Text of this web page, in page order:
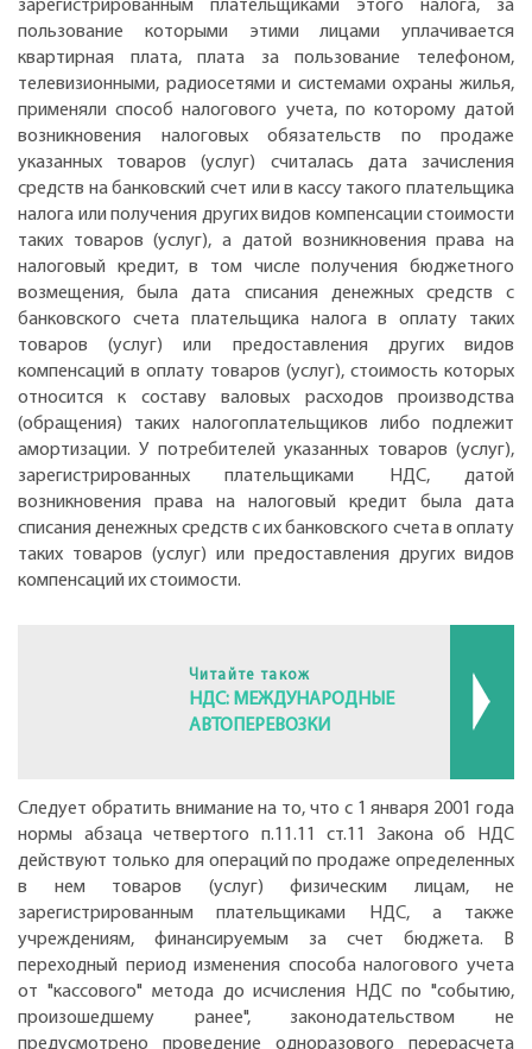
зарегистрированным плательщиками этого налога, за
пользование которыми этими лицами уплачивается
квартирная плата, плата за пользование телефоном,
телевизионными, радиосетями и системами охраны жилья,
применяли способ налогового учета, по которому датой
возникновения налоговых обязательств по продаже
указанных товаров (услуг) считалась дата зачисления
средств на банковский счет или в кассу такого плательщика
налога или получения других видов компенсации стоимости
таких товаров (услуг), а датой возникновения права на
налоговый кредит, в том числе получения бюджетного
возмещения, была дата списания денежных средств с
банковского счета плательщика налога в оплату таких
товаров (услуг) или предоставления других видов
компенсаций в оплату товаров (услуг), стоимость которых
относится к составу валовых расходов производства
(обращения) таких налогоплательщиков либо подлежит
амортизации. У потребителей указанных товаров (услуг),
зарегистрированных плательщиками НДС, датой
возникновения права на налоговый кредит была дата
списания денежных средств с их банковского счета в оплату
таких товаров (услуг) или предоставления других видов
компенсаций их стоимости.
Читайте також
НДС: МЕЖДУНАРОДНЫЕ
АВТОПЕРЕВОЗКИ
Следует обратить внимание на то, что с 1 января 2001 года
нормы абзаца четвертого п.11.11 ст.11 Закона об НДС
действуют только для операций по продаже определенных
в нем товаров (услуг) физическим лицам, не
зарегистрированным плательщиками НДС, а также
учреждениям, финансируемым за счет бюджета. В
переходный период изменения способа налогового учета
от "кассового" метода до исчисления НДС по "событию,
произошедшему ранее", законодательством не
предусмотрено проведение одноразового перерасчета